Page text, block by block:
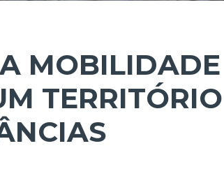
MOBILIDADE
TERRITÓRIO